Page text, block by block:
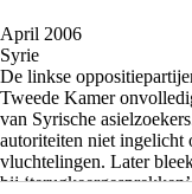
April 2006
Syrie
De linkse
Tweede Kamer
van Syrische
autoriteiten niet ingelicht
vluchtelingen. Later
bij